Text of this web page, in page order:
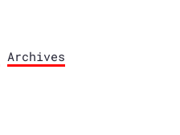
Archives